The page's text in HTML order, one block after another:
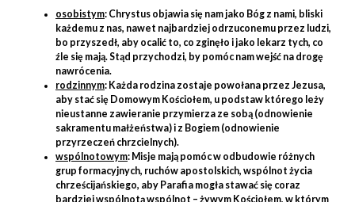
osobistym: Chrystus objawia się nam jako Bóg z nami, bliski
każdemu z nas, nawet najbardziej odrzuconemu przez ludzi,
bo przyszedł, aby ocalić to, co zginęło i jako lekarz tych, co
źle się mają. Stąd przychodzi, by pomóc nam wejść na drogę
nawrócenia.
rodzinnym: Każda rodzina zostaje powołana przez Jezusa,
aby stać się Domowym Kościołem, u podstaw którego leży
nieustanne zawieranie przymierza ze sobą (odnowienie
sakramentu małżeństwa) i z Bogiem (odnowienie
przyrzeczeń chrzcielnych).
wspólnotowym: Misje mają pomóc w odbudowie różnych
grup formacyjnych, ruchów apostolskich, wspólnot życia
chrześcijańskiego, aby Parafia mogła stawać się coraz
bardziej wspólnotą wspólnot – żywym Kościołem, w którym